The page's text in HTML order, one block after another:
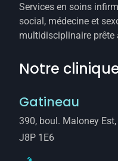
Services en soins
social, médecine et
multidisciplinaire prête
Notre
Gatineau
390, boul. Maloney
J8P 1E6